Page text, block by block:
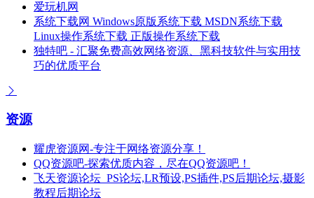
爱玩机网
系统下载网 Windows原版系统下载 MSDN系统下载
Linux操作系统下载 正版操作系统下载
独特吧 - 汇聚免费高效网络资源、黑科技软件与实用技
巧的优质平台
资源
耀虎资源网-专注于网络资源分享！
QQ资源吧-探索优质内容，尽在QQ资源吧！
飞天资源论坛_PS论坛,LR预设,PS插件,PS后期论坛,摄影
教程后期论坛